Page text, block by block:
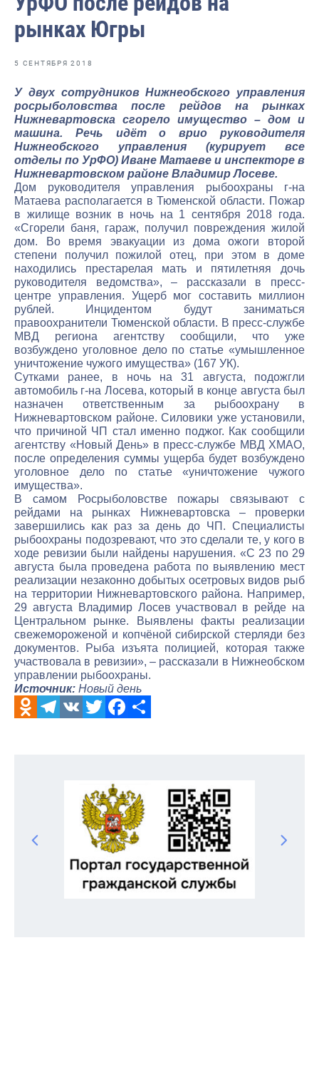
Отраслевые СМИ
Выставки и конференции
Научно-практическая литература
Рыбоохрана России
Отрасль в цифрах
Инфографика
Большая африканская экспедиция
Укрепление духовно-нравственных ценностей
События в России и мире
рынках Югры
5 СЕНТЯБРЯ 2018
У двух сотрудников Нижнеобского управления
росрыболовства после рейдов на рынках
Нижневартовска сгорело имущество – дом и
машина. Речь идёт о врио руководителя
Нижнеобского управления (курирует все
отделы по УрФО) Иване Матаеве и инспекторе в
Нижневартовском районе Владимир Лосеве.
Дом руководителя управления рыбоохраны г-на
Матаева располагается в Тюменской области. Пожар
в жилище возник в ночь на 1 сентября 2018 года.
«Сгорели баня, гараж, получил повреждения жилой
дом. Во время эвакуации из дома ожоги второй
степени получил пожилой отец, при этом в доме
находились престарелая мать и пятилетняя дочь
руководителя ведомства», – рассказали в пресс-
центре управления. Ущерб мог составить миллион
рублей. Инцидентом будут заниматься
правоохранители Тюменской области. В пресс-службе
МВД региона агентству сообщили, что уже
возбуждено уголовное дело по статье «умышленное
уничтожение чужого имущества» (167 УК).
Сутками ранее, в ночь на 31 августа, подожгли
автомобиль г-на Лосева, который в конце августа был
назначен ответственным за рыбоохрану в
Нижневартовском районе. Силовики уже установили,
что причиной ЧП стал именно поджог. Как сообщили
агентству «Новый День» в пресс-службе МВД ХМАО,
после определения суммы ущерба будет возбуждено
уголовное дело по статье «уничтожение чужого
имущества».
В самом Росрыболовстве пожары связывают с
рейдами на рынках Нижневартовска – проверки
завершились как раз за день до ЧП. Специалисты
рыбоохраны подозревают, что это сделали те, у кого в
ходе ревизии были найдены нарушения. «С 23 по 29
августа была проведена работа по выявлению мест
реализации незаконно добытых осетровых видов рыб
на территории Нижневартовского района. Например,
29 августа Владимир Лосев участвовал в рейде на
Центральном рынке. Выявлены факты реализации
свежемороженой и копчёной сибирской стерляди без
документов. Рыба изъята полицией, которая также
участвовала в ревизии», – рассказали в Нижнеобском
управлении рыбоохраны.
Источник: Новый день